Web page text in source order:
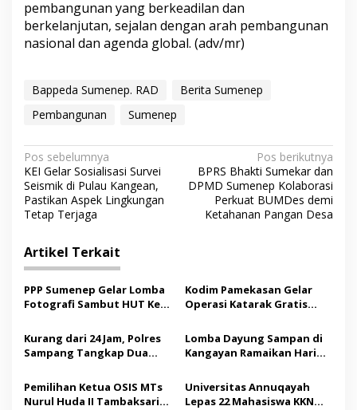
pembangunan yang berkeadilan dan
berkelanjutan, sejalan dengan arah pembangunan
nasional dan agenda global. (adv/mr)
Bappeda Sumenep. RAD
Berita Sumenep
Pembangunan
Sumenep
N
a
v
i
g
a
s
i
p
o
s
Pos sebelumnya
KEI Gelar Sosialisasi Survei
Seismik di Pulau Kangean,
Pastikan Aspek Lingkungan
Tetap Terjaga
Pos berikutnya
BPRS Bhakti Sumekar dan
DPMD Sumenep Kolaborasi
Perkuat BUMDes demi
Ketahanan Pangan Desa
Artikel Terkait
PPP Sumenep Gelar Lomba
Fotografi Sambut HUT Ke-
Kodim Pamekasan Gelar
Operasi Katarak Gratis
Kurang dari 24 Jam, Polres
Sampang Tangkap Dua
Lomba Dayung Sampan di
Kangayan Ramaikan Hari
Sumenep
Pemilihan Ketua OSIS MTs
Nurul Huda II Tambaksari
Universitas Annuqayah
Lepas 22 Mahasiswa KKN